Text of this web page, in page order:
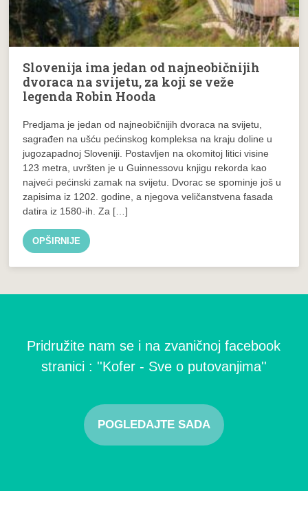
Slovenija ima jedan od najneobičnijih
dvoraca na svijetu, za koji se veže
legenda Robin Hooda
Predjama je jedan od najneobičnijih dvoraca na svijetu,
sagrađen na ušću pećinskog kompleksa na kraju doline u
jugozapadnoj Sloveniji. Postavljen na okomitoj litici visine
123 metra, uvršten je u Guinnessovu knjigu rekorda kao
najveći pećinski zamak na svijetu. Dvorac se spominje još u
zapisima iz 1202. godine, a njegova veličanstvena fasada
datira iz 1580-ih. Za […]
OPŠIRNIJE
Pridružite nam se i na zvaničnoj facebook
stranici : ''Kofer - Sve o putovanjima''
POGLEDAJTE SADA